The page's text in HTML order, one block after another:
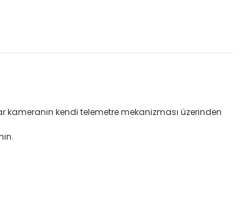
kameranın kendi telemetre mekanizması üzerinden